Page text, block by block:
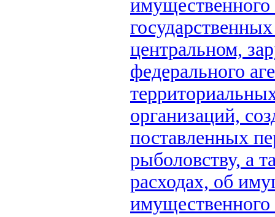
имущественного
центральном,
федерального
организаций,
поставленных
рыболовству, а
расходах, об
имущественного